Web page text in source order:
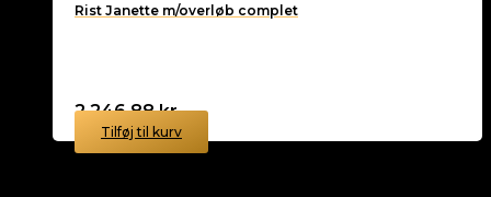
Rist Janette m/overløb complet
2.246,88kr.
Tilføj til kurv